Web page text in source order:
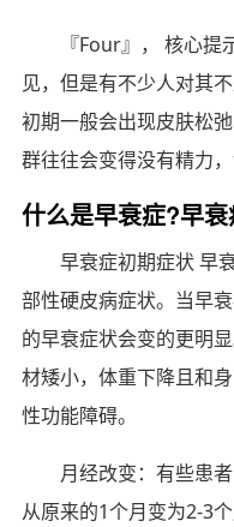
『Four』， 核心
见，但是有不少人对其
初期一般会出现皮肤松
群往往会变得没有精力
什么是早衰症?早
早衰症初期症状 早
部性硬皮病症状。当早
的早衰症状会变的更明
材矮小，体重下降且和
性功能障碍。
月经改变：有些患
从原来的1个月变为2-3